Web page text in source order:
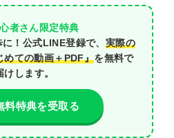
者さん限定特典
！公式LINE登録で、 実際の
めての動画＋PDF』を無料で
けします。
料特典を受取る